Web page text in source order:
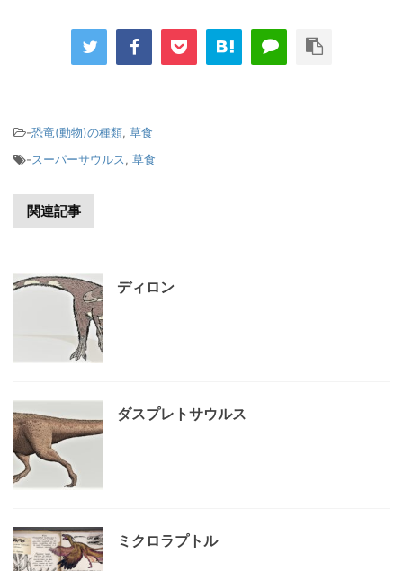
-恐竜(動物)の種類, 草食
-スーパーサウルス, 草食
関連記事
ディロン
ダスプレトサウルス
ミクロラプトル